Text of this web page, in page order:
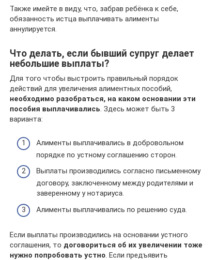
Также имейте в виду, что, забрав ребёнка к себе,
обязанность истца выплачивать алименты
аннулируется.
Что делать, если бывший супруг делает
небольшие выплаты?
Для того чтобы выстроить правильный порядок
действий для увеличения алиментных пособий,
необходимо разобраться, на каком основании эти
пособия выплачивались. Здесь может быть 3
варианта:
Алименты выплачивались в добровольном
порядке по устному соглашению сторон.
Выплаты производились согласно письменному
договору, заключенному между родителями и
заверенному у нотариуса.
Алименты выплачивались по решению суда.
Если выплаты производились на основании устного
соглашения, то договориться об их увеличении тоже
нужно попробовать устно . Если предъявить